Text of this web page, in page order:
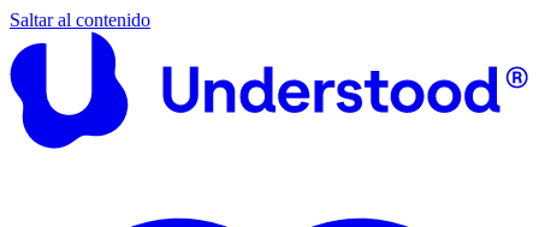
Saltar al contenido